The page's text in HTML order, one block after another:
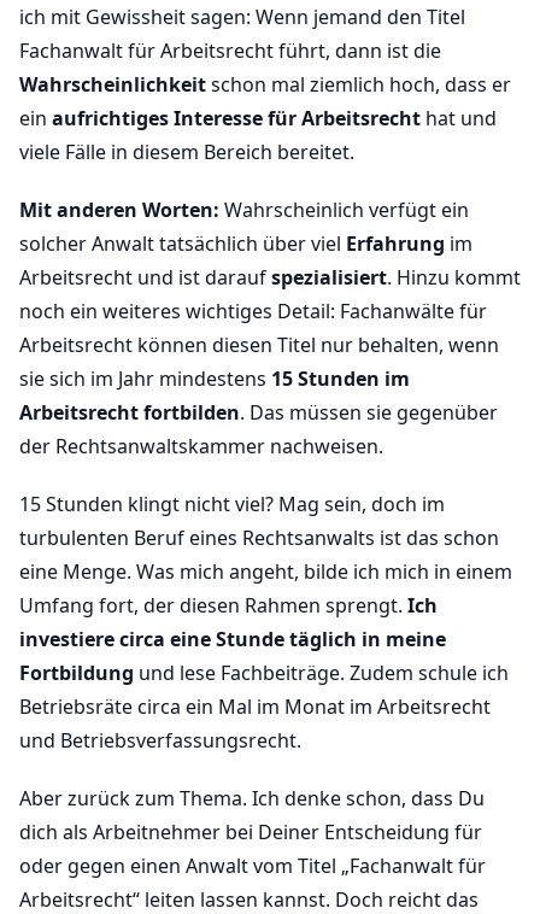
ich mit Gewissheit sagen: Wenn jemand den Titel
Fachanwalt für Arbeitsrecht führt, dann ist die
Wahrscheinlichkeitschon mal ziemlich hoch, dass er
ein aufrichtiges Interesse für Arbeitsrecht hat und
viele Fälle in diesem Bereich bereitet.
Mit anderen Worten: Wahrscheinlich verfügt ein
solcher Anwalt tatsächlich über viel Erfahrung im
Arbeitsrecht und ist daraufspezialisiert. Hinzu kommt
noch ein weiteres wichtiges Detail: Fachanwälte für
Arbeitsrecht können diesen Titel nur behalten, wenn
sie sich im Jahr mindestens 15 Stunden im
Arbeitsrecht fortbilden. Das müssen sie gegenüber
der Rechtsanwaltskammer nachweisen.
15 Stunden klingt nicht viel? Mag sein, doch im
turbulenten Beruf eines Rechtsanwalts ist das schon
eine Menge. Was mich angeht, bilde ich mich in einem
Umfang fort, der diesen Rahmen sprengt. Ich
investiere circa eine Stunde täglich in meine
Fortbildung und lese Fachbeiträge. Zudem schule ich
Betriebsräte circa ein Mal im Monat im Arbeitsrecht
und Betriebsverfassungsrecht.
Aber zurück zum Thema. Ich denke schon, dass Du
dich als Arbeitnehmer bei Deiner Entscheidung für
oder gegen einen Anwalt vom Titel „Fachanwalt für
Arbeitsrecht“ leiten lassen kannst. Doch reicht das